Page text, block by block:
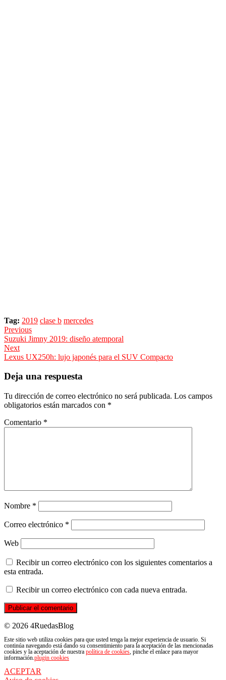
Tag: 2019 clase b mercedes
Navegación
de
entradas
Previous
Previous
post:
Suzuki Jimny 2019: diseño atemporal
Next
Next
Lexus UX250h: lujo japonés para el SUV Compacto
Deja una respuesta
Tu dirección de correo electrónico no será publicada. Los campos
obligatorios están marcados con *
Comentario *
Nombre *
Correo electrónico *
Web
Recibir un correo electrónico con los siguientes comentarios a
esta entrada.
Recibir un correo electrónico con cada nueva entrada.
© 2026 4RuedasBlog
Este sitio web utiliza cookies para que usted tenga la mejor experiencia de usuario. Si
continúa navegando está dando su consentimiento para la aceptación de las mencionadas
cookies y la aceptación de nuestra política de cookies, pinche el enlace para mayor
información.plugin cookies
ACEPTAR